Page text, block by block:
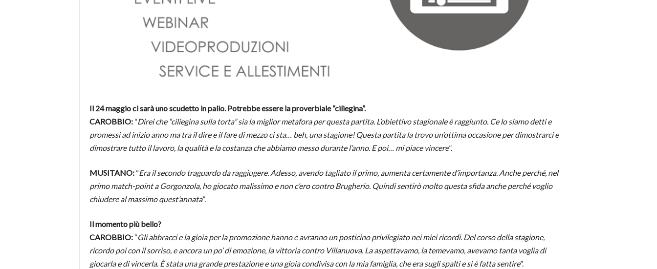
Il 24 maggio ci sarà uno scudetto in palio. Potrebbe essere la proverbiale “ciliegina”.
CAROBBIO:“Direi che “ciliegina sulla torta” sia la miglior metafora per questa partita. L’obiettivo stagionale è raggiunto. Ce lo siamo detti e
promessi ad inizio anno ma tra il dire e il fare di mezzo ci sta… beh, una stagione! Questa partita la trovo un’ottima occasione per dimostrarci e
dimostrare tutto il lavoro, la qualità e la costanza che abbiamo messo durante l’anno. E poi… mi piace vincere”.
MUSITANO:“Era il secondo traguardo da raggiugere. Adesso, avendo tagliato il primo, aumenta certamente d’importanza. Anche perché, nel
primo match-point a Gorgonzola, ho giocato malissimo e non c’ero contro Brugherio. Quindi sentirò molto questa sfida anche perché voglio
chiudere al massimo quest’annata”.
Il momento più bello?
CAROBBIO:“Gli abbracci e la gioia per la promozione hanno e avranno un posticino privilegiato nei miei ricordi. Del corso della stagione,
ricordo poi con il sorriso, e ancora un po’ di emozione, la vittoria contro Villanuova. La aspettavamo, la temevamo, avevamo tanta voglia di
giocarla e di vincerla. È stata una grande prestazione e una gioia condivisa con la mia famiglia, che era sugli spalti e si è fatta sentire”.